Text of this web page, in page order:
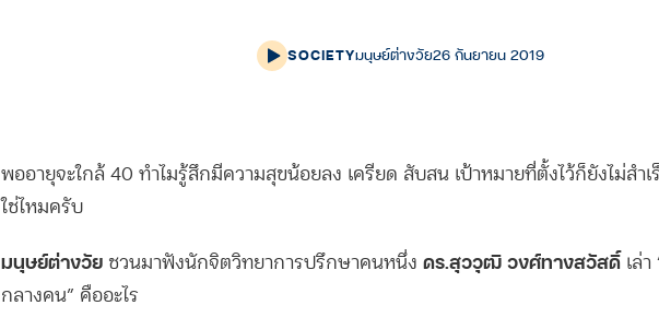
SOCIETYมนุษย์ต่างวัย26 กันยายน 2019
พออายุจะใกล้ 40 ทำไมรู้สึกมีความสุขน้อยลง เครียด สับสน เป้าหมายที่ตั้งไว้ก็ยังไม่สำ
ใช่ไหมครับ
มนุษย์ต่างวัย ชวนมาฟังนักจิตวิทยาการปรึกษาคนหนึ่ง ดร.สุววุฒิ วงศ์ทางสวัสดิ์ เล่
กลางคน” คืออะไร